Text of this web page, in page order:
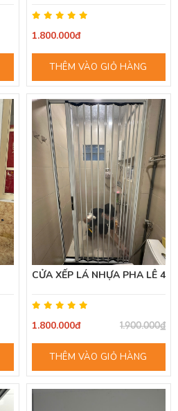
1.800.000đ
THÊM VÀO GIỎ HÀNG
CỬA XẾP LÁ NHỰA PHA LÊ 4
1.800.000đ 1.900.000₫
THÊM VÀO GIỎ HÀNG